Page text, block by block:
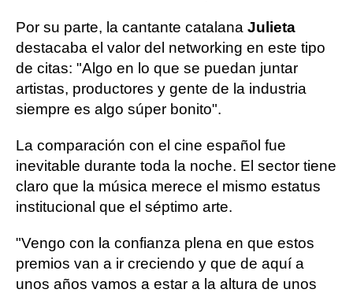
Por su parte, la cantante catalana Julieta
destacaba el valor del networking en este tipo
de citas: "Algo en lo que se puedan juntar
artistas, productores y gente de la industria
siempre es algo súper bonito".
La comparación con el cine español fue
inevitable durante toda la noche. El sector tiene
claro que la música merece el mismo estatus
institucional que el séptimo arte.
"Vengo con la confianza plena en que estos
premios van a ir creciendo y que de aquí a
unos años vamos a estar a la altura de unos